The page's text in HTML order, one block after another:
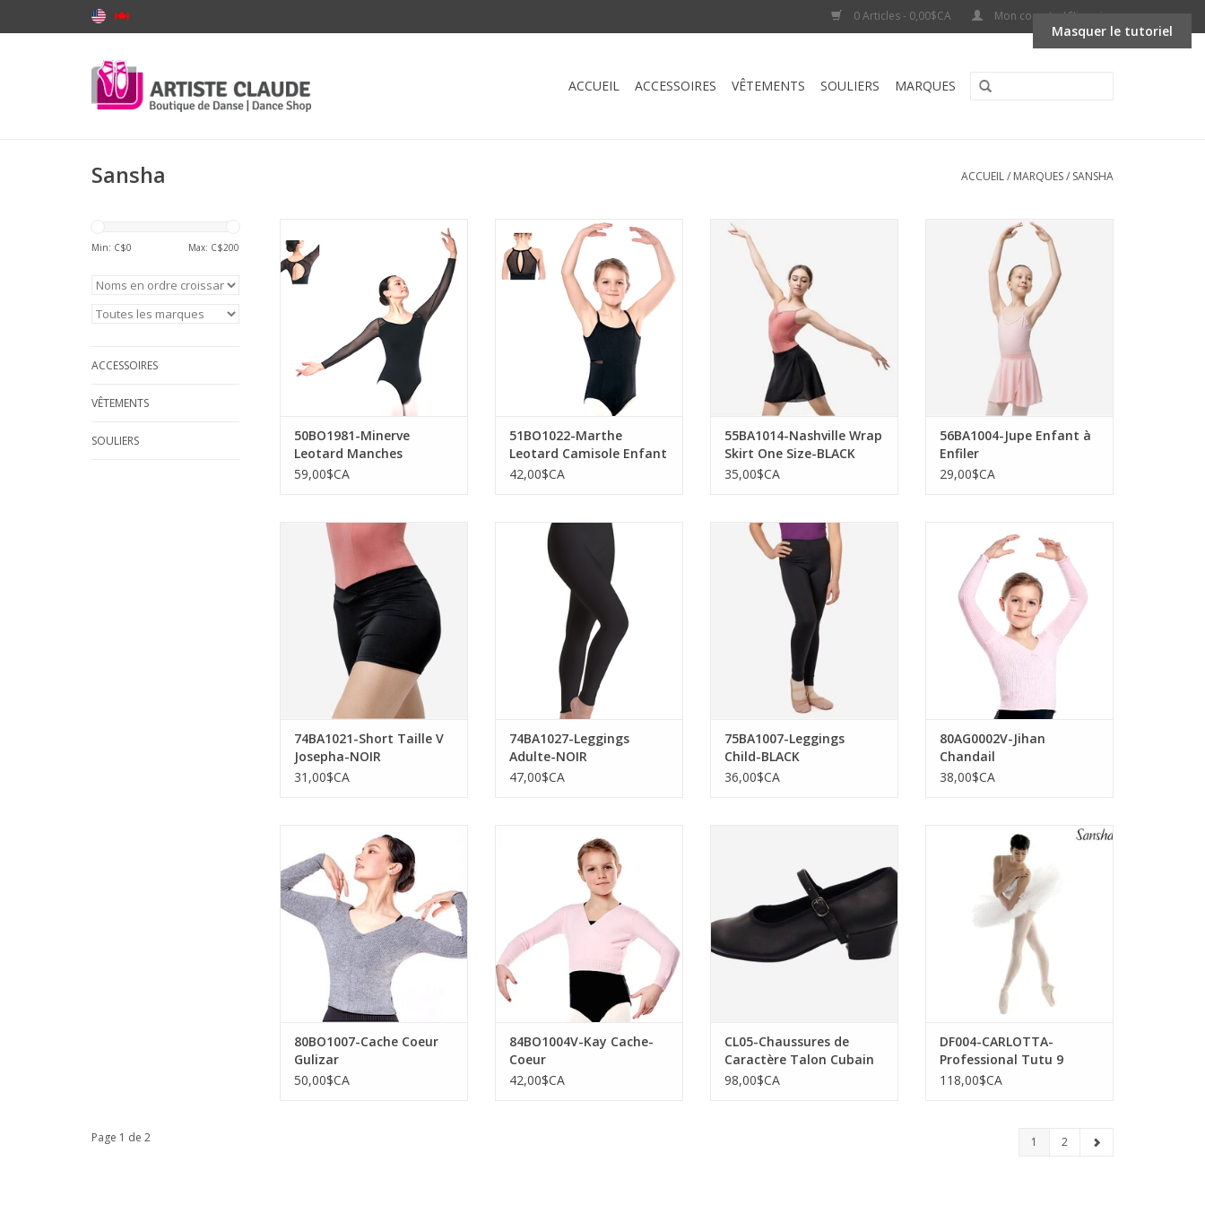
0 Articles - 0,00$CA Mon compte / S'inscrire
ACCUEIL ACCESSOIRES VÊTEMENTS SOULIERS MARQUES
Sansha ACCUEIL/ MARQUES/ SANSHA
Min: C$0 Max: C$200
ACCESSOIRES
VÊTEMENTS
SOULIERS
Leotard Manches Longues
Insertion de Mesh-NOIR-7
AJOUTER AU PANIER
50BO1981-Minerve
Leotard Manches
Longues Insertion de
59,00$CA
Sansha 51BO1022-Marthe
Leotard Camisole Enfant
Insertion de Mesh-NOIR
AJOUTER AU PANIER
51BO1022-Marthe
Leotard Camisole Enfant
Insertion de Mesh-NOIR
42,00$CA
Sansha 55BA1014-Nashville Wrap
Skirt One Size-BLACK
AJOUTER AU PANIER
55BA1014-Nashville Wrap
Skirt One Size-BLACK
35,00$CA
Sansha 56BA1004-Jupe Enfant à
Enfiler
AJOUTER AU PANIER
56BA1004-Jupe Enfant à
Enfiler
29,00$CA
Sansha 74BA1021-Short Taille V
Josepha-NOIR
AJOUTER AU PANIER
74BA1021-Short Taille V
Josepha-NOIR
31,00$CA
Sansha 74BA1027-Leggings
Adulte-NOIR
AJOUTER AU PANIER
74BA1027-Leggings
Adulte-NOIR
47,00$CA
Sansha 75BA1007-Leggings
Child-BLACK
AJOUTER AU PANIER
75BA1007-Leggings
Child-BLACK
36,00$CA
Chandail
AJOUTER AU PANIER
80AG0002V-Jihan
Chandail
38,00$CA
Sansha 80BO1007-Cache Coeur
Gulizar
AJOUTER AU PANIER
80BO1007-Cache Coeur
Gulizar
50,00$CA
Coeur
AJOUTER AU PANIER
84BO1004V-Kay Cache-
Coeur
42,00$CA
NOIR
AJOUTER AU PANIER
CL05-Chaussures de
Caractère Talon Cubain
Cuir-NOIR
98,00$CA
Sansha DF004-CARLOTTA-
Professional Tutu 9 Layers of
Tulle
AJOUTER AU PANIER
DF004-CARLOTTA-
Professional Tutu 9
Layers of Tulle
118,00$CA
Page 1 de 2 1 2
Masquer le tutoriel